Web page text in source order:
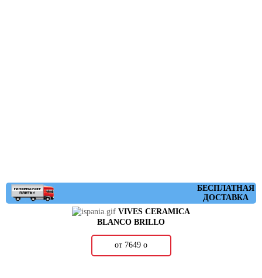
БЕСПЛАТНАЯ
ДОСТАВКА
VIVES CERAMICA
BLANCO BRILLO
от 7649 о